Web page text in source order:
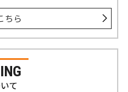
ちら
て